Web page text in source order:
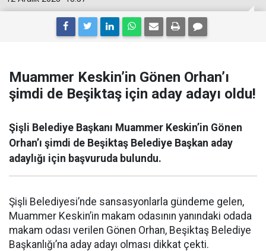
Muammer Keskin’in Gönen Orhan’ı
şimdi de Beşiktaş için aday adayı oldu!
Şişli Belediye Başkanı Muammer Keskin’in Gönen
Orhan’ı şimdi de Beşiktaş Belediye Başkan aday
adaylığı için başvuruda bulundu.
Şişli Belediyesi’nde sansasyonlarla gündeme gelen,
Muammer Keskin’in makam odasının yanındaki odada
makam odası verilen Gönen Orhan, Beşiktaş Belediye
Başkanlığı’na aday adayı olması dikkat çekti.